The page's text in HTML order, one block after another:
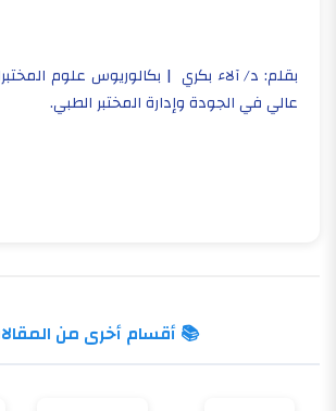
بقلم: د/ آلاء بكري | بكالوريوس علوم
عالي في الجودة وإدارة المختبر الطبي.
📚 أقسام أخرى من